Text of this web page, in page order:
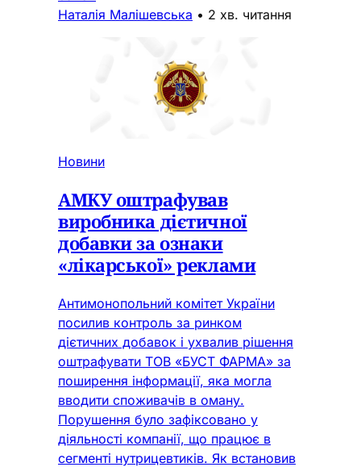
Наталія Малішевська • 2 хв. читання
Новини
АМКУ оштрафував
виробника дієтичної
добавки за ознаки
«лікарської» реклами
Антимонопольний комітет України
посилив контроль за ринком
дієтичних добавок і ухвалив рішення
оштрафувати ТОВ «БУСТ ФАРМА» за
поширення інформації, яка могла
вводити споживачів в оману.
Порушення було зафіксовано у
діяльності компанії, що працює в
сегменті нутрицевтиків. Як встановив